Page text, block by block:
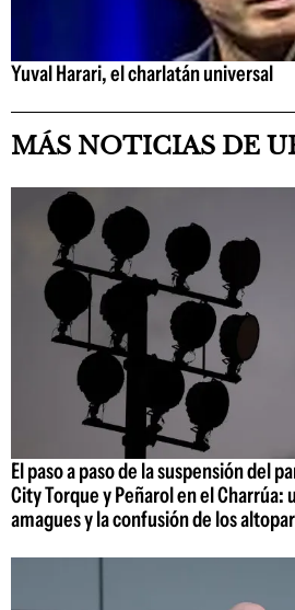
Yuval Harari, el charlatán universal
MÁS NOTICIAS DE
El paso a paso de la suspensión del
City Torque y Peñarol en el Charrúa:
amagues y la confusión de los